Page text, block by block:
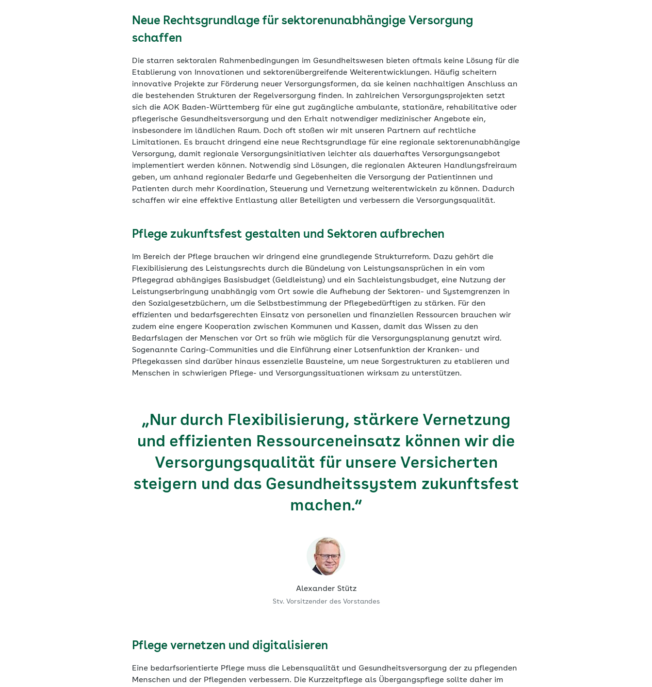
Neue Rechtsgrundlage für sektorenunabhängige Versorgung
schaffen
Die starren sektoralen Rahmenbedingungen im Gesundheitswesen bieten oftmals keine Lösung für die
Etablierung von Innovationen und sektorenübergreifende Weiterentwicklungen. Häufig scheitern
innovative Projekte zur Förderung neuer Versorgungsformen, da sie keinen nachhaltigen Anschluss an
die bestehenden Strukturen der Regelversorgung finden. In zahlreichen Versorgungsprojekten setzt
sich die AOK Baden-Württemberg für eine gut zugängliche ambulante, stationäre, rehabilitative oder
pflegerische Gesundheitsversorgung und den Erhalt notwendiger medizinischer Angebote ein,
insbesondere im ländlichen Raum. Doch oft stoßen wir mit unseren Partnern auf rechtliche
Limitationen. Es braucht dringend eine neue Rechtsgrundlage für eine regionale sektorenunabhängige
Versorgung, damit regionale Versorgungsinitiativen leichter als dauerhaftes Versorgungsangebot
implementiert werden können. Notwendig sind Lösungen, die regionalen Akteuren Handlungsfreiraum
geben, um anhand regionaler Bedarfe und Gegebenheiten die Versorgung der Patientinnen und
Patienten durch mehr Koordination, Steuerung und Vernetzung weiterentwickeln zu können. Dadurch
schaffen wir eine effektive Entlastung aller Beteiligten und verbessern die Versorgungsqualität.
Pflege zukunftsfest gestalten und Sektoren aufbrechen
Im Bereich der Pflege brauchen wir dringend eine grundlegende Strukturreform. Dazu gehört die
Flexibilisierung des Leistungsrechts durch die Bündelung von Leistungsansprüchen in ein vom
Pflegegrad abhängiges Basisbudget (Geldleistung) und ein Sachleistungsbudget, eine Nutzung der
Leistungserbringung unabhängig vom Ort sowie die Aufhebung der Sektoren- und Systemgrenzen in
den Sozialgesetzbüchern, um die Selbstbestimmung der Pflegebedürftigen zu stärken. Für den
effizienten und bedarfsgerechten Einsatz von personellen und finanziellen Ressourcen brauchen wir
zudem eine engere Kooperation zwischen Kommunen und Kassen, damit das Wissen zu den
Bedarfslagen der Menschen vor Ort so früh wie möglich für die Versorgungsplanung genutzt wird.
Sogenannte Caring-Communities und die Einführung einer Lotsenfunktion der Kranken- und
Pflegekassen sind darüber hinaus essenzielle Bausteine, um neue Sorgestrukturen zu etablieren und
Menschen in schwierigen Pflege- und Versorgungssituationen wirksam zu unterstützen.
„Nur durch Flexibilisierung, stärkere Vernetzung
und effizienten Ressourceneinsatz können wir die
Versorgungsqualität für unsere Versicherten
steigern und das Gesundheitssystem zukunftsfest
machen.“
Alexander Stütz
Stv. Vorsitzender des Vorstandes
Pflege vernetzen und digitalisieren
Eine bedarfsorientierte Pflege muss die Lebensqualität und Gesundheitsversorgung der zu pflegenden
Menschen und der Pflegenden verbessern. Die Kurzzeitpflege als Übergangspflege sollte daher im